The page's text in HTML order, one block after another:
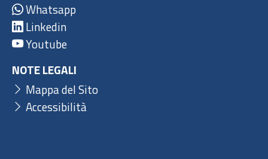
Whatsapp
Linkedin
Youtube
NOTE LEGALI
Mappa del Sito
Accessibilità